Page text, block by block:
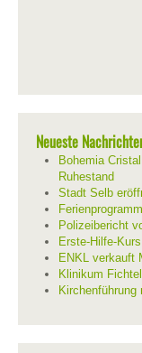
Neueste
Bohemia
Ruhestand
Stadt Selb
Polizeibericht
Erste-Hilfe-
ENKL verkauft
Klinikum